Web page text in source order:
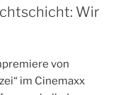
Wir
von
im Cinemaxx